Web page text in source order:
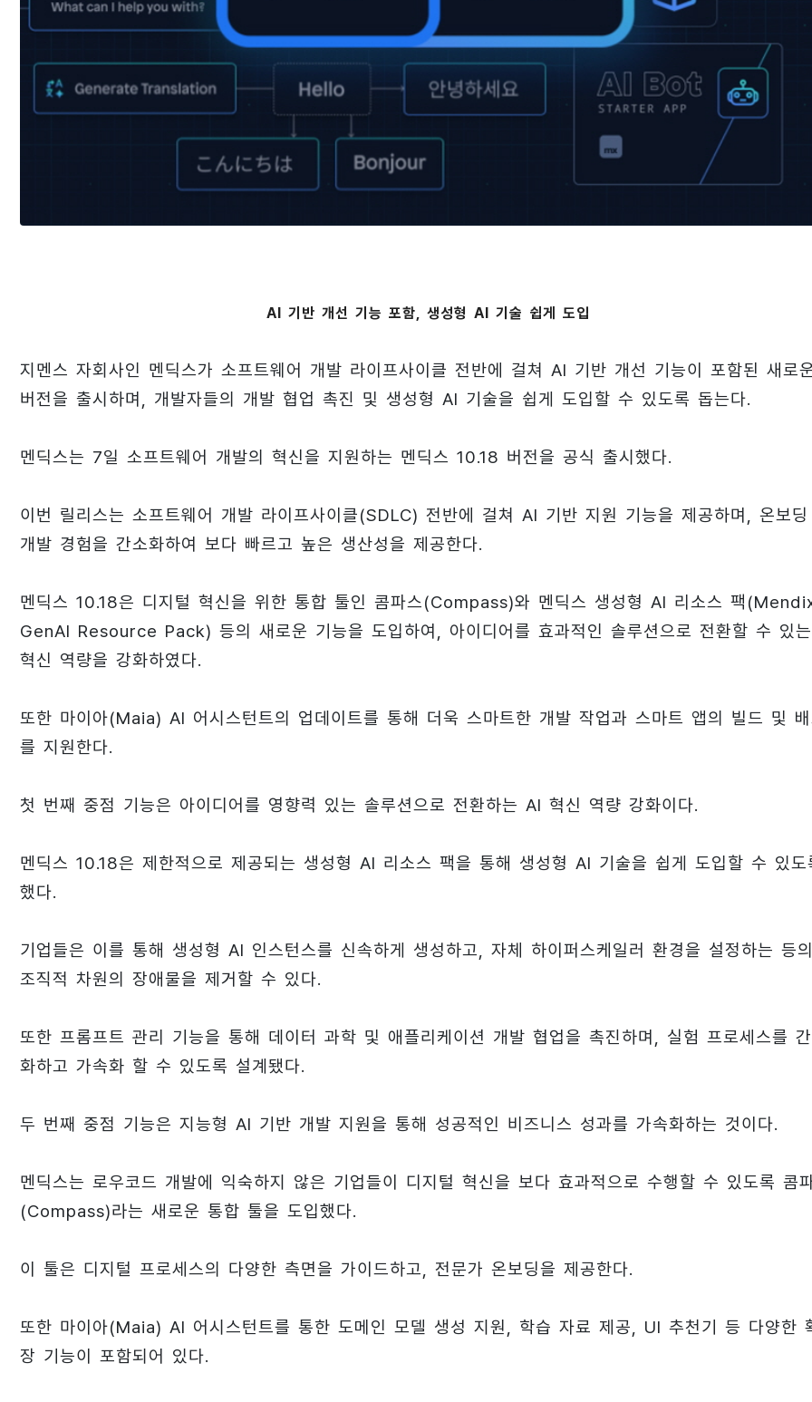
AI 기반 개선 기능 포함, 생성형 AI 기술 쉽게 도입
지멘스 자회사인 멘딕스가 소프트웨어 개발 라이프사이클 전반에 걸쳐 AI 기반 개선 기능이 포함된 새로
버전을 출시하며, 개발자들의 개발 협업 촉진 및 생성형 AI 기술을 쉽게 도입할 수 있도록 돕는다.
멘딕스는 7일 소프트웨어 개발의 혁신을 지원하는 멘딕스 10.18 버전을 공식 출시했다.
이번 릴리스는 소프트웨어 개발 라이프사이클(SDLC) 전반에 걸쳐 AI 기반 지원 기능을 제공하며, 온보
개발 경험을 간소화하여 보다 빠르고 높은 생산성을 제공한다.
멘딕스 10.18은 디지털 혁신을 위한 통합 툴인 콤파스(Compass)와 멘딕스 생성형 AI 리소스 팩
GenAI Resource Pack) 등의 새로운 기능을 도입하여, 아이디어를 효과적인 솔루션으로 전환할 수 있
혁신 역량을 강화하였다.
또한 마이아(Maia) AI 어시스턴트의 업데이트를 통해 더욱 스마트한 개발 작업과 스마트 앱의 빌드 및
를 지원한다.
첫 번째 중점 기능은 아이디어를 영향력 있는 솔루션으로 전환하는 AI 혁신 역량 강화이다.
멘딕스 10.18은 제한적으로 제공되는 생성형 AI 리소스 팩을 통해 생성형 AI 기술을 쉽게 도입할 수 있도
했다.
기업들은 이를 통해 생성형 AI 인스턴스를 신속하게 생성하고, 자체 하이퍼스케일러 환경을 설정하는 등
조직적 차원의 장애물을 제거할 수 있다.
또한 프롬프트 관리 기능을 통해 데이터 과학 및 애플리케이션 개발 협업을 촉진하며, 실험 프로세스를
화하고 가속화 할 수 있도록 설계됐다.
두 번째 중점 기능은 지능형 AI 기반 개발 지원을 통해 성공적인 비즈니스 성과를 가속화하는 것이다.
멘딕스는 로우코드 개발에 익숙하지 않은 기업들이 디지털 혁신을 보다 효과적으로 수행할 수 있도록 콤
(Compass)라는 새로운 통합 툴을 도입했다.
이 툴은 디지털 프로세스의 다양한 측면을 가이드하고, 전문가 온보딩을 제공한다.
또한 마이아(Maia) AI 어시스턴트를 통한 도메인 모델 생성 지원, 학습 자료 제공, UI 추천기 등 다양한
장 기능이 포함되어 있다.